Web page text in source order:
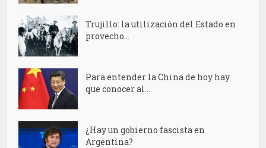
Trujillo: la utilización del Estado en
provecho...
Para entender la China de hoy hay
que conocer al...
¿Hay un gobierno fascista en
Argentina?